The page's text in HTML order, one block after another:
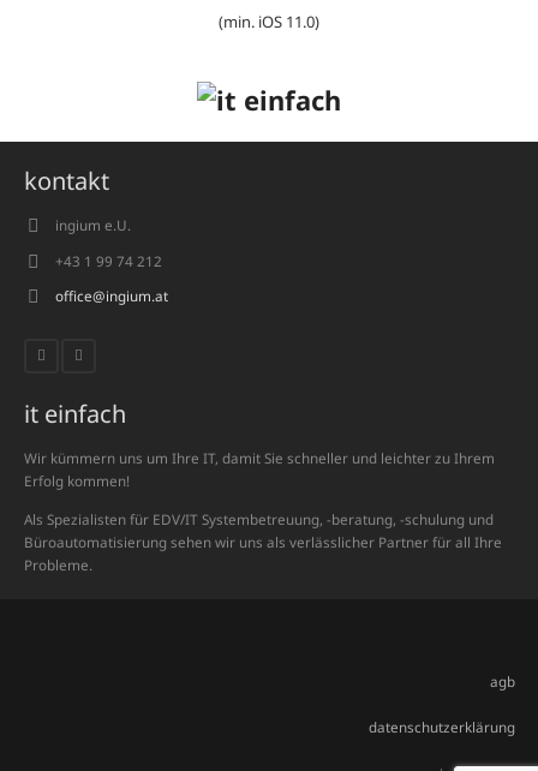
(min. iOS 11.0)
einfach
kontakt
ingium e.U.
+43 1 99 74 212
office@ingium.at
it einfach
Wir kümmern uns um Ihre IT, damit Sie schneller und leichter zu Ihrem
Erfolg kommen!
Als Spezialisten für EDV/IT Systembetreuung, -beratung, -schulung und
Büroautomatisierung sehen wir uns als verlässlicher Partner für all Ihre
Probleme.
agb
datenschutzerklärung